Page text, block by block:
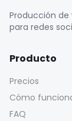
Producción
para redes
Producto
Precios
Cómo
FAQ